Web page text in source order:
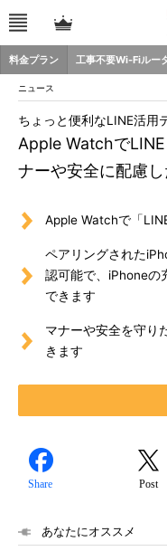
料金プラン 工事不要Wi-Fiルー
ニュース
Apple Watchで
ナーや安全に配慮
ちょっと便利なLINE活用
Apple Watchで「
ペアリングされた
認可能で、iPhoneの
できます
マナーや安全を守り
きます
Share Post
あなたにオススメ